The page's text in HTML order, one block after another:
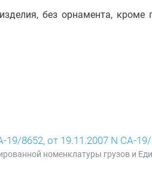
без орнамента,
8652, от 19.11.2007 N СА-
номенклатуры грузов и